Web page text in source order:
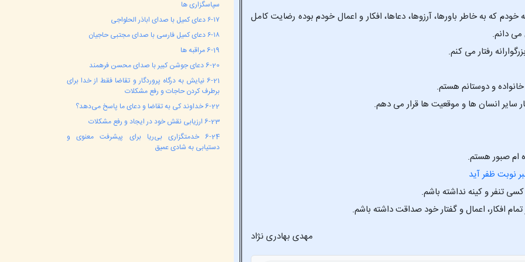
که به خاطر باورها، آرزوها، دعاها، افکار و اعمال خودم بوده رضایت کامل
می دانم.
نوبت ظفر آید
مهدی بهادری نژاد
سپاسگزاری ها
۶-۱۷ دعای کمیل با صدای اباذر الحلواجی
۶-۱۸ دعای کمیل فارسی با صدای مجتبی حاجیان
6-19 مراقبه ها
6-20 دعای جوشن کبیر با صدای محسن فرهمند
6-21 نیایش به درگاه پروردگار و تقاضا فقط از خدا برای
برطرف کردن حاجات و رفع مشکلات
6-22 خداوند کی به تقاضا و دعای ما پاسخ می‌دهد؟
6-23 ارزیابی نقش خود در ایجاد و رفع مشکلات
6-24 خدمتگزاری بی‌ریا برای پیشرفت معنوی و
دستیابی به شادی عمیق